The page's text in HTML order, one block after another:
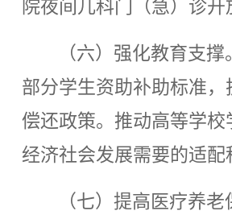
院夜间儿科门（急）诊开
（六）强化教育支
部分学生资助补助标准
偿还政策。推动高等学
经济社会发展需要的适配
（七）提高医疗养